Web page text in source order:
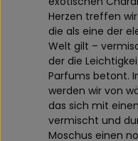
Herzen treffen
die als eine der
Welt gilt –
der die
Parfums betont.
werden wir von
das sich mit
vermischt und
Moschus einen